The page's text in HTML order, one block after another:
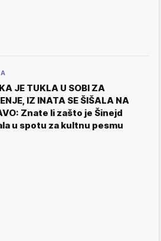
JE TUKLA U SOBI ZA
IZ INATA SE ŠIŠALA NA
Znate li zašto je Šinejd
u spotu za kultnu pesmu